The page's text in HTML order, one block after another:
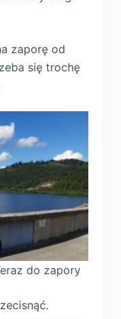
zaporę od
się trochę